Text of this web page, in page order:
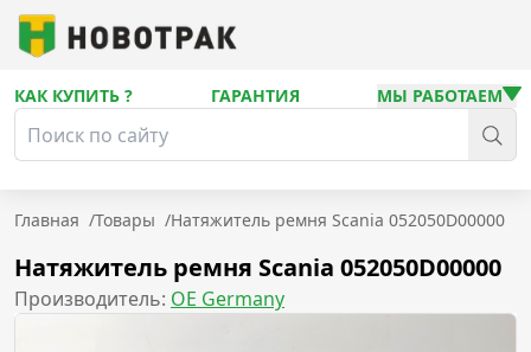
КАК КУПИТЬ ? ГАРАНТИЯ МЫ РАБОТАЕМ
Главная /Товары /Натяжитель ремня Scania 052050D00000
Натяжитель ремня Scania 052050D00000
Производитель: OE Germany